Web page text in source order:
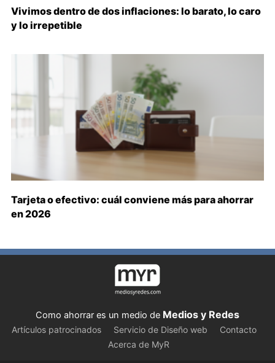
Vivimos dentro de dos inflaciones: lo barato, lo caro
y lo irrepetible
Tarjeta o efectivo: cuál conviene más para ahorrar
en 2026
Como ahorrar es un medio de Medios y Redes
Artículos patrocinados Servicio de Diseño web
Contacto
Acerca de MyR